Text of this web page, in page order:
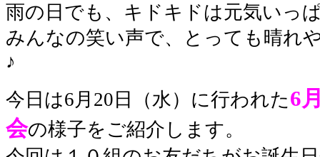
雨の日でも、キドキドは元気いっ
みんなの笑い声で、とっても晴れ
♪
今日は6月20日（水）に行われた6
会の様子をご紹介します。